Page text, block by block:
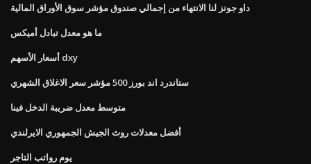
داو جونز لنا الانتهاء من إجمالي صندوق مؤشر سوق الأوراق المالية
ما هو معدل تبادل أميكس
أسعار الأسهم dxy
ستاندرد اند بورز 500 مؤشر سعر الاغلاق الشهري
متوسط ​​معدل ضريبة الدخل فينا
أفضل معدلات روث الجيش الجمهوري الايرلندي
يوم رواتب التاجر